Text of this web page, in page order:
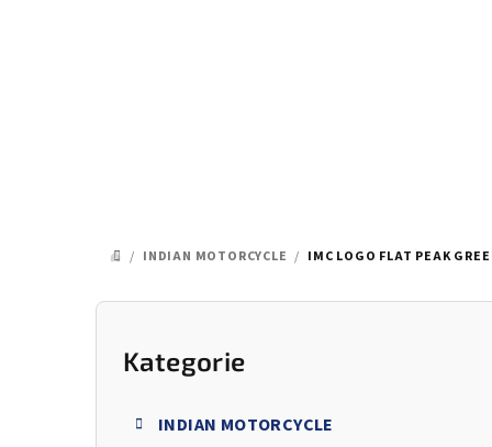
DOMŮ
/ INDIAN MOTORCYCLE / IMC LOGO FLAT PEAK
P
Přeskočit
kategorie
Kategorie
INDIAN MOTORCYCLE